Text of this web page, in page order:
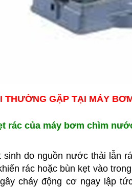
THƯỜNG GẶP TẠI MÁY
rác của máy bơm chìm
sinh do nguồn nước thải lẫn
rác hoặc bùn kẹt vào
cháy động cơ ngay lập